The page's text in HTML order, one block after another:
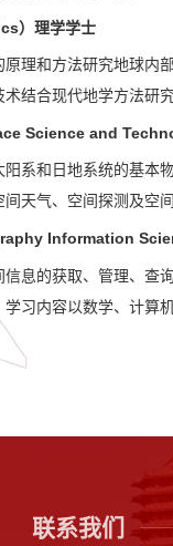
）理学学士
理和方法研究地球内
结合现代地学方法研
Science and
系和日地系统的基本
天气、空间探测及空
Information
息的获取、管理、查
习内容以数学、计算
联系我们